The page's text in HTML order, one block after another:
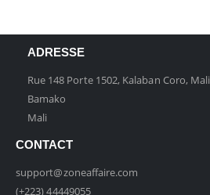
ADRESSE
Rue 148 Porte 1502, Kalaban Coro, Mali
Bamako
Mali
CONTACT
support@zoneaffaire.com
(+223) 44449055